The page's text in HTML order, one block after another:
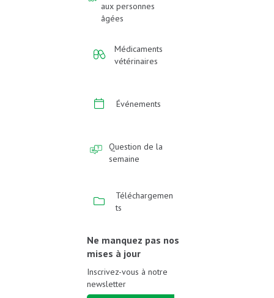
aux personnes
âgées
Médicaments
vétérinaires
Événements
Question de la
semaine
Téléchargemen
ts
Ne manquez pas nos
mises à jour
Inscrivez-vous à notre
newsletter